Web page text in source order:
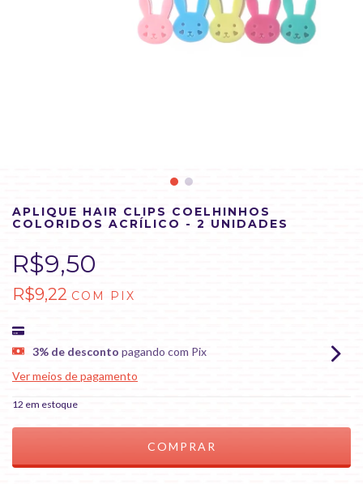
APLIQUE HAIR CLIPS COELHINHOS
COLORIDOS ACRÍLICO - 2 UNIDADES
R$9,50
R$9,22 COM PIX
3% de desconto pagando com Pix
Ver meios de pagamento
12 em estoque